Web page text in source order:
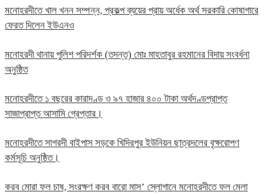
মনোহরদীতে খাল খনন সম্পন্ন, প্রকল্প ব্যয়ের প্রায় অর্ধেক অর্থ সরকারি কোষাগারে
ফেরত দিলেন ইউএনও
মনোহরদী থানায় পুলিশ পরিদর্শক (তদন্ত) মোঃ মাহতাবুর রহমানের বিদায় সংবর্ধনা
অনুষ্ঠিত
মনোহরদীতে ১ বছরের কারাদণ্ড ও ৯৭ হাজার ৪০০ টাকা অর্থদণ্ডপ্রাপ্ত
সাজাপ্রাপ্ত আসামি গ্রেপ্তার।
মনোহরদীতে সাগরদী বাইপাস সড়কে খিদিরপুর ইউনিয়ন ছাত্রদলের বৃক্ষরোপণ
কর্মসূচি অনুষ্ঠিত।
করব মোরা ফল চাষ, সংরক্ষণ করব বারো মাস’ স্লোগানে মনোহরদীতে ফল মেলা